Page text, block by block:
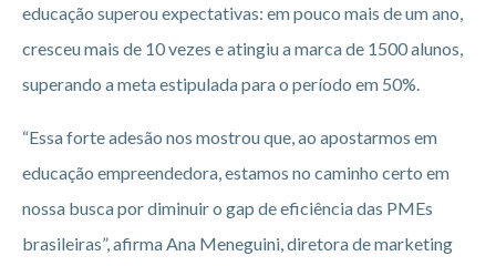
educação superou expectativas: em pouco mais de um ano,
cresceu mais de 10 vezes e atingiu a marca de 1500 alunos,
superando a meta estipulada para o período em 50%.
“Essa forte adesão nos mostrou que, ao apostarmos em
educação empreendedora, estamos no caminho certo em
nossa busca por diminuir o gap de eficiência das PMEs
brasileiras”, afirma Ana Meneguini, diretora de marketing